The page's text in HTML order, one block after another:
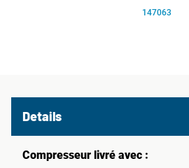
147063
Details
Compresseur livré avec :